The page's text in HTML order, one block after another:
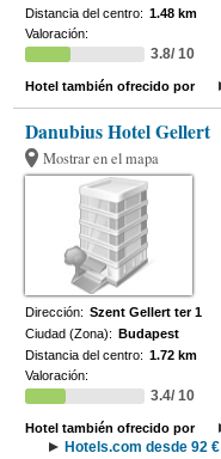
Distancia del centro: 1.48 km
Valoración:
3.8/ 10
Hotel también ofrecido por
Danubius Hotel Gellert
Mostrar en el mapa
Dirección: Szent Gellert ter 1
Ciudad (Zona): Budapest
Distancia del centro: 1.72 km
Valoración:
3.4/ 10
Hotel también ofrecido por
Hotels.com desde 92 €